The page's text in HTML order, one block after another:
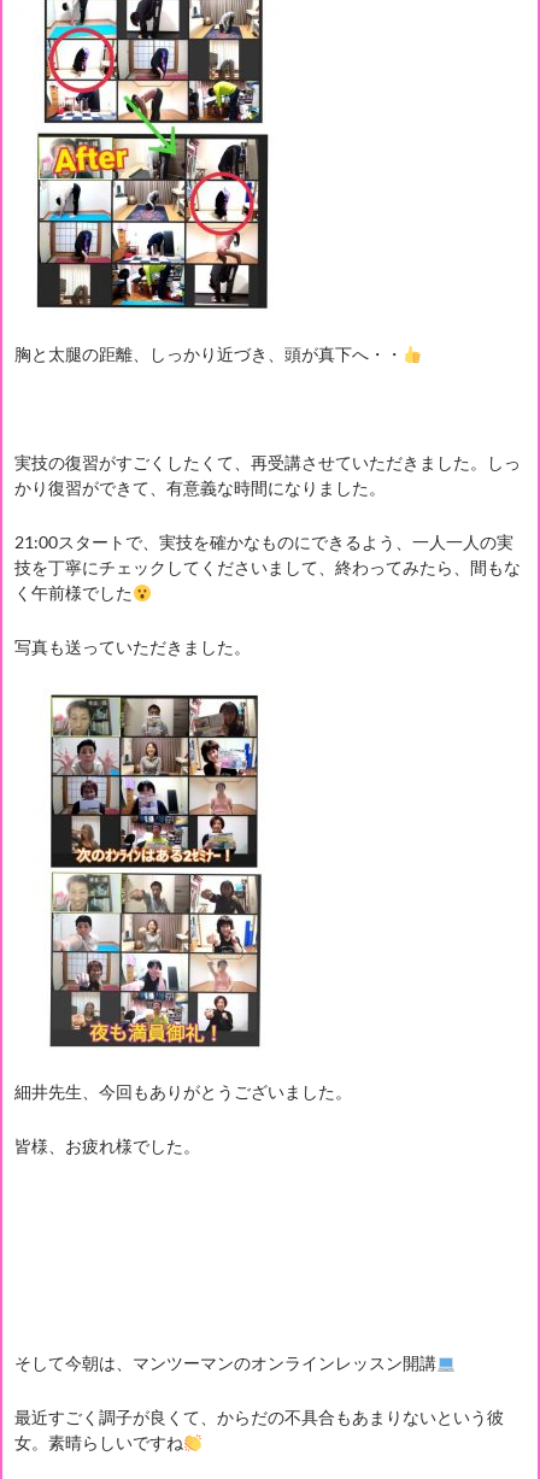
胸と太腿の距離、しっかり近づき、頭が真下へ・・
実技の復習がすごくしたくて、再受講させていただきました。しっ
かり復習ができて、有意義な時間になりました。
21:00スタートで、実技を確かなものにできるよう、一人一人の実
技を丁寧にチェックしてくださいまして、終わってみたら、間もな
く午前様でした
写真も送っていただきました。
細井先生、今回もありがとうございました。
皆様、お疲れ様でした。
そして今朝は、マンツーマンのオンラインレッスン開講
最近すごく調子が良くて、からだの不具合もあまりないという彼
女。素晴らしいですね